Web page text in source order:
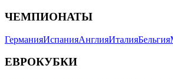
ЧЕМПИОНАТЫ
ГерманияИспанияАнглияИталияБельгия
ЕВРОКУБКИ